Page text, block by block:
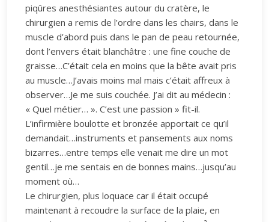
piqûres anesthésiantes autour du cratère, le
chirurgien a remis de l’ordre dans les chairs, dans le
muscle d’abord puis dans le pan de peau retournée,
dont l’envers était blanchâtre : une fine couche de
graisse…C’était cela en moins que la bête avait pris
au muscle…J’avais moins mal mais c’était affreux à
observer…Je me suis couchée. J’ai dit au médecin :
« Quel métier… ». C’est une passion » fit-il.
L’infirmière boulotte et bronzée apportait ce qu’il
demandait…instruments et pansements aux noms
bizarres…entre temps elle venait me dire un mot
gentil…je me sentais en de bonnes mains…jusqu’au
moment où…
Le chirurgien, plus loquace car il était occupé
maintenant à recoudre la surface de la plaie, en